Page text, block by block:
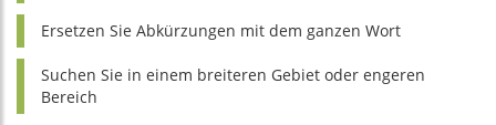
Ersetzen Sie Abkürzungen mit dem ganzen Wort
Suchen Sie in einem breiteren Gebiet oder engeren
Bereich